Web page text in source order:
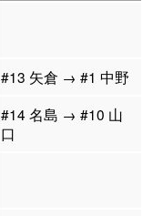
#13 矢倉 → #1 中野
#14 名島 → #10 山
口